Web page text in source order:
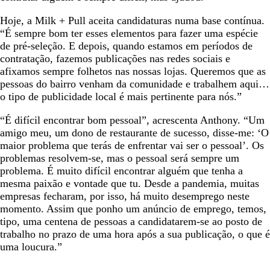
Hoje, a Milk + Pull aceita candidaturas numa base contínua.
“É sempre bom ter esses elementos para fazer uma espécie
de pré-seleção. E depois, quando estamos em períodos de
contratação, fazemos publicações nas redes sociais e
afixamos sempre folhetos nas nossas lojas. Queremos que as
pessoas do bairro venham da comunidade e trabalhem aqui…
o tipo de publicidade local é mais pertinente para nós.”
“É difícil encontrar bom pessoal”, acrescenta Anthony. “Um
amigo meu, um dono de restaurante de sucesso, disse-me: ‘O
maior problema que terás de enfrentar vai ser o pessoal’. Os
problemas resolvem-se, mas o pessoal será sempre um
problema. É muito difícil encontrar alguém que tenha a
mesma paixão e vontade que tu. Desde a pandemia, muitas
empresas fecharam, por isso, há muito desemprego neste
momento. Assim que ponho um anúncio de emprego, temos,
tipo, uma centena de pessoas a candidatarem-se ao posto de
trabalho no prazo de uma hora após a sua publicação, o que é
uma loucura.”